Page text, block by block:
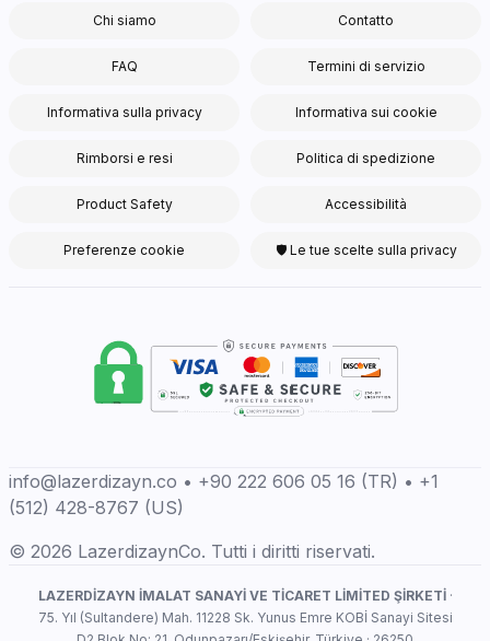
Chi siamo Contatto
FAQ Termini di servizio
Informativa sulla privacy Informativa sui cookie
Rimborsi e resi Politica di spedizione
Product Safety Accessibilità
Preferenze cookie 🛡 Le tue scelte sulla privacy
info@lazerdizayn.co • +90 222 606 05 16 (TR) • +1
(512) 428-8767 (US)
© 2026 LazerdizaynCo. Tutti i diritti riservati.
LAZERDİZAYN İMALAT SANAYİ VE TİCARET LİMİTED ŞİRKETİ·
75. Yıl (Sultandere) Mah. 11228 Sk. Yunus Emre KOBİ Sanayi Sitesi